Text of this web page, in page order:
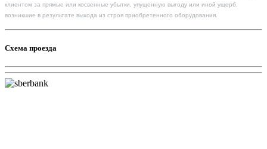
клиентом за прямые или косвенные убытки, упущенную выгоду или иной ущерб,
возникшие в результате выхода из строя приобретенного оборудования.
Схема проезда